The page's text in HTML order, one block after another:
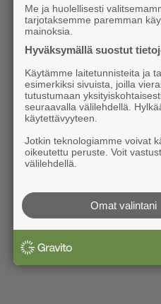
Me ja huolellisesti
tarjotaksemme paremman
mainoksia.
Hyväksymällä suostut
Käytämme laitetunnisteita ja
esimerkiksi sivuista, joilla
tutustumaan
seuraavalla välilehdellä.
käytettävyyteen.
Jotkin teknologiamme voivat
oikeutettu peruste. Voit
välilehdellä.
Omat valintani